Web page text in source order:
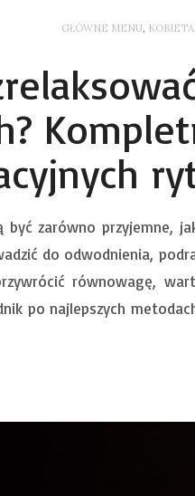
GŁÓWNE MENU, KOBIETA,
zarówno przyjemne,
do odwodnienia,
równowagę,
po najlepszych